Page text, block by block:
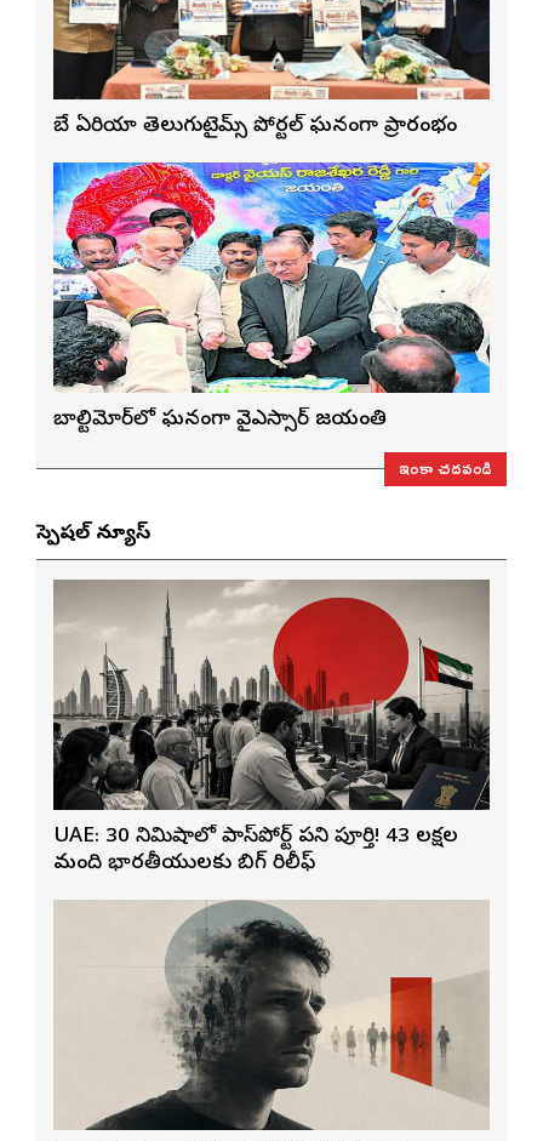
బే ఏరియా తెలుగుటైమ్స్ పోర్టల్ ఘనంగా ప్రారంభం
బాల్టిమోర్‌లో ఘనంగా వైఎస్సార్‌ జయంతి
ఇంకా చదవండి
స్పెషల్ న్యూస్
UAE: 30 నిమిషాల్లో పాస్‌పోర్ట్ పని పూర్తి! 43 లక్షల
మంది భారతీయులకు బిగ్ రిలీఫ్